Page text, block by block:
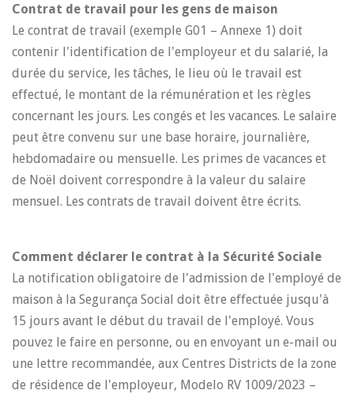
Contrat de travail pour les gens de maison
Le contrat de travail (exemple G01 – Annexe 1) doit
contenir l'identification de l'employeur et du salarié, la
durée du service, les tâches, le lieu où le travail est
effectué, le montant de la rémunération et les règles
concernant les jours. Les congés et les vacances. Le salaire
peut être convenu sur une base horaire, journalière,
hebdomadaire ou mensuelle. Les primes de vacances et
de Noël doivent correspondre à la valeur du salaire
mensuel. Les contrats de travail doivent être écrits.
Comment déclarer le contrat à la Sécurité Sociale
La notification obligatoire de l'admission de l'employé de
maison à la Segurança Social doit être effectuée jusqu'à
15 jours avant le début du travail de l'employé. Vous
pouvez le faire en personne, ou en envoyant un e-mail ou
une lettre recommandée, aux Centres Districts de la zone
de résidence de l'employeur, Modelo RV 1009/2023 –